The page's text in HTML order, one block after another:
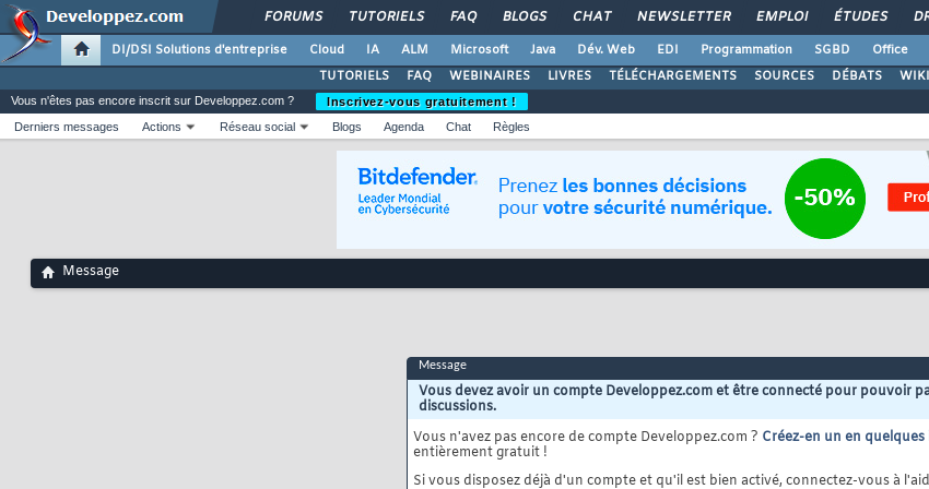
FORUMS TUTORIELS FAQ BLOGS CHAT NEWSLETTER EMPLOI ÉTUDES
DI/DSI Solutions d'entreprise Cloud IA ALM Microsoft Java Dév. Web EDI Programmation SGBD Office
TUTORIELS
FAQ WEBINAIRES LIVRES TÉLÉCHARGEMENTS SOURCES DÉBATS WIKI
Vous n'êtes pas encore inscrit sur Developpez.com ?
Inscrivez-vous gratuitement !
Derniers messages
Actions Réseau social Blogs Agenda Chat Règles
Message
Message
Vous devez avoir un compte Developpez.com et être connecté pour pouvoir
discussions.
Vous n'avez pas encore de compte Developpez.com ? Créez-en un en
entièrement gratuit !
Si vous disposez déjà d'un compte et qu'il est bien activé, connectez-vous à